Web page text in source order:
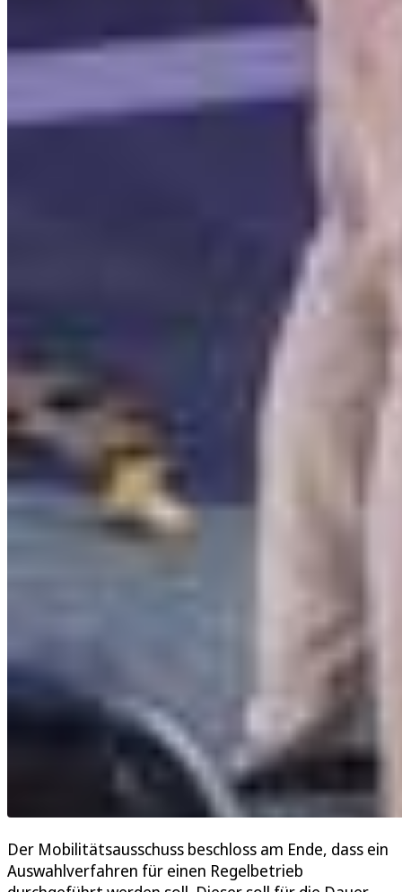
Der Mobilitätsausschuss beschloss am Ende, dass ein
Auswahlverfahren für einen Regelbetrieb